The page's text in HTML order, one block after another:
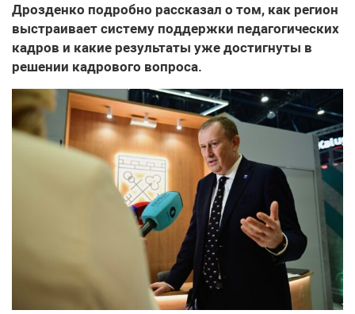
Дрозденко подробно рассказал о том, как регион
выстраивает систему поддержки педагогических
кадров и какие результаты уже достигнуты в
решении кадрового вопроса.